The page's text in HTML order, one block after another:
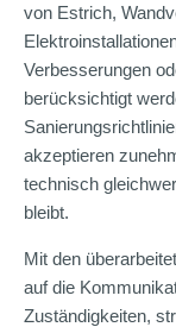
von Estrich,
Verbesserungen
berücksichtigt
akzeptieren
technisch
bleibt.
Mit den
auf die
Zuständigkeiten,